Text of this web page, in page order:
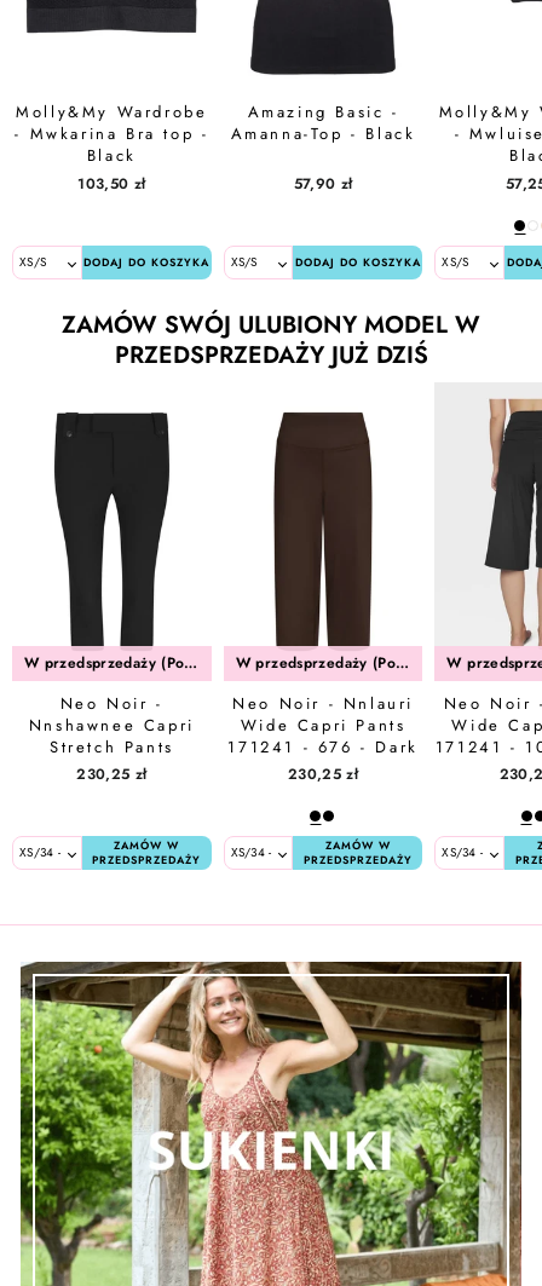
Molly&My Wardrobe
- Mwkarina Bra top -
Black
103,50 zł
DODAJ DO KOSZYKA
Amazing Basic -
Amanna-Top - Black
57,90 zł
DODAJ DO KOSZYKA
Molly&My
-
ZAMÓW SWÓJ ULUBIONY MODEL W
PRZEDSPRZEDAŻY JUŻ DZIŚ
W przedsprzedaży (Połowa Sierpień)
Neo Noir -
Nnshawnee Capri
Stretch Pants
171254 - 100 -
230,25 zł
ZAMÓW W
PRZEDSPRZEDAŻY
W przedsprzedaży (Połowa Sierpień)
Neo Noir - Nnlauri
Wide Capri Pants
171241 - 676 - Dark
Brown
230,25 zł
ZAMÓW W
PRZEDSPRZEDAŻY
Neo Noir
Wide
171241 -